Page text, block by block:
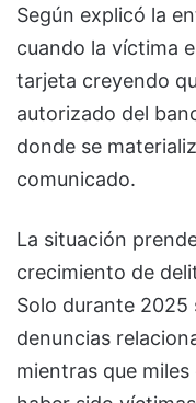
Según explicó la
cuando la víctima
tarjeta creyendo
autorizado del
donde se
comunicado.
La situación
crecimiento de
Solo durante
denuncias
mientras que